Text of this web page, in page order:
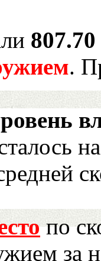
.
по
за